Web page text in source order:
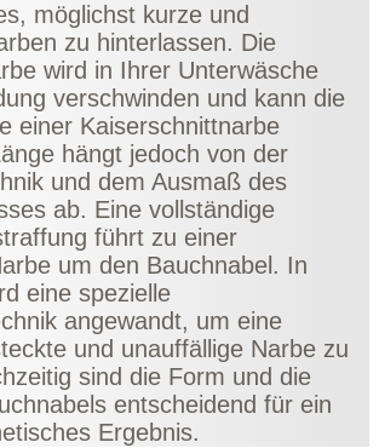
möglichst kurze und
zu hinterlassen. Die
wird in Ihrer Unterwäsche
verschwinden und kann die
einer Kaiserschnittnarbe
hängt jedoch von der
und dem Ausmaß des
ab. Eine vollständige
führt zu einer
um den Bauchnabel. In
eine spezielle
angewandt, um eine
und unauffällige Narbe zu
sind die Form und die
entscheidend für ein
Ergebnis.